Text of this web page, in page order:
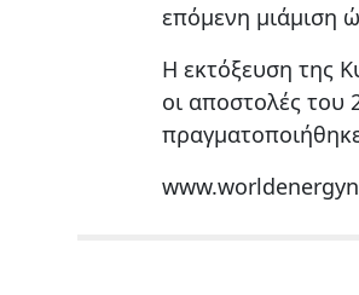
επόμενη μιάμιση
Η εκτόξευση της
οι αποστολές του